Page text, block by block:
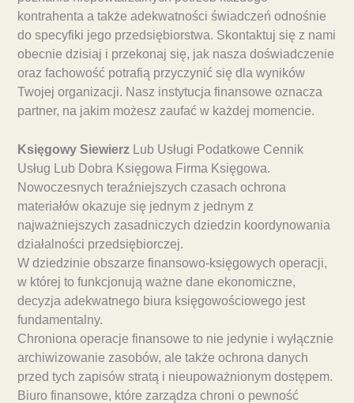
kontrahenta a także adekwatności świadczeń odnośnie
do specyfiki jego przedsiębiorstwa. Skontaktuj się z nami
obecnie dzisiaj i przekonaj się, jak nasza doświadczenie
oraz fachowość potrafią przyczynić się dla wyników
Twojej organizacji. Nasz instytucja finansowe oznacza
partner, na jakim możesz zaufać w każdej momencie.
Księgowy Siewierz Lub Usługi Podatkowe Cennik
Usług Lub Dobra Księgowa Firma Księgowa.
Nowoczesnych teraźniejszych czasach ochrona
materiałów okazuje się jednym z jednym z
najważniejszych zasadniczych dziedzin koordynowania
działalności przedsiębiorczej.
W dziedzinie obszarze finansowo-księgowych operacji,
w której to funkcjonują ważne dane ekonomiczne,
decyzja adekwatnego biura księgowościowego jest
fundamentalny.
Chroniona operacje finansowe to nie jedynie i wyłącznie
archiwizowanie zasobów, ale także ochrona danych
przed tych zapisów stratą i nieupoważnionym dostępem.
Biuro finansowe, które zarządza chroni o pewność